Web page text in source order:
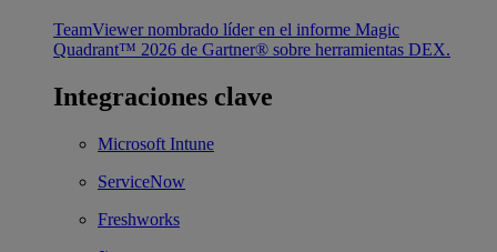
TeamViewer nombrado líder en el informe Magic
Quadrant™ 2026 de Gartner® sobre herramientas DEX.
Integraciones clave
Microsoft Intune
ServiceNow
Freshworks